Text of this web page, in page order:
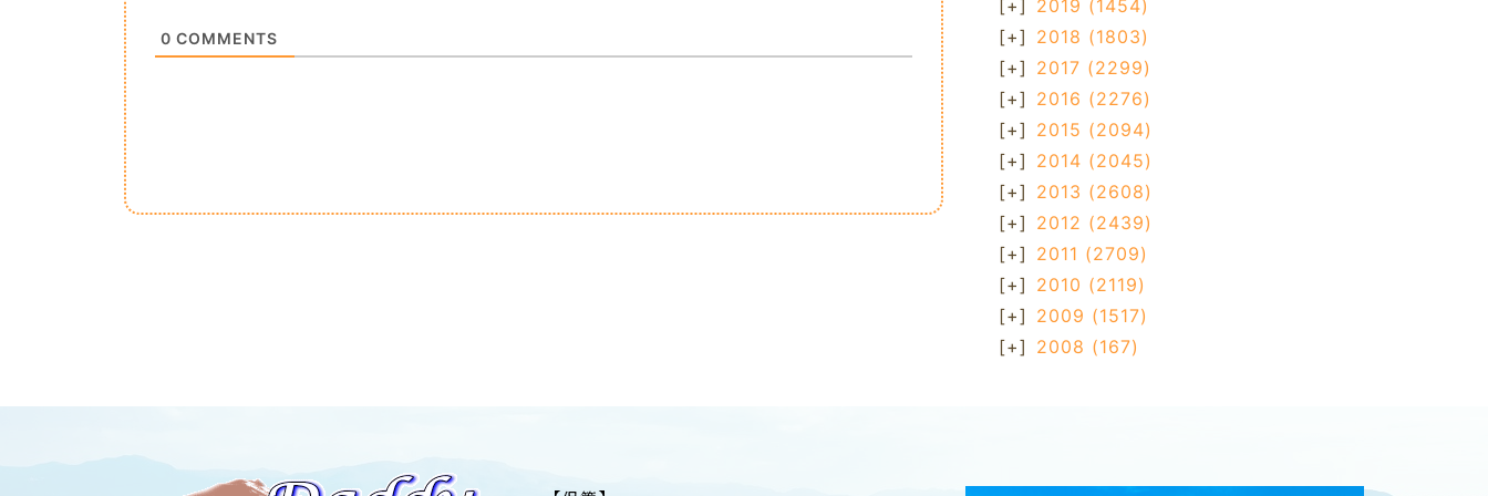
0 COMMENTS
[+] 2019 (1454)
[+] 2018 (1803)
[+] 2017 (2299)
[+] 2016 (2276)
[+] 2015 (2094)
[+] 2014 (2045)
[+] 2013 (2608)
[+] 2012 (2439)
[+] 2011 (2709)
[+] 2010 (2119)
[+] 2009 (1517)
[+] 2008 (167)